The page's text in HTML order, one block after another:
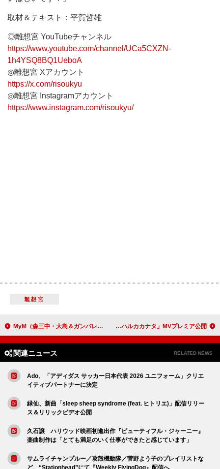
取材＆テキスト：平賀哲雄
◎離想宮 YouTubeチャンネル
https://www.youtube.com/channel/UCa5CXZN-
1h4YSQ8BQ1UeboA
◎離想宮 Xアカウント
https://x.com/risoukyu
◎離想宮 Instagramアカウント
https://www.instagram.com/risoukyu/
離想宮
MyM（森三中・大島＆ガンバレルーヤ）、初のXmasソング「煖-DAN-」MVはホームビデオ風ほっこり映像 yosugala、メジャーデビュー曲「ハルカカナタ」MVプレミア公開
関連ニュース RELATED NEWS
Ado、「アディダス サッカー日本代表 2026 ユニフォーム」クリエ
イティブパートナーに決定
緑仙、新曲「sleep sheep syndrome (feat. ヒトリエ)」配信リリー
ス＆リリックビデオ公開
久石譲 ハリウッド映画初進出作『ビューティフル・ジャーニー』
楽曲制作は「とても満足のいく仕事ができたと感じています」
サムライチャンプルー／攻殻機動隊／菅野よう子のプレイリストな
ど、“Stationhead”にて『Weekly FlyingDog』配信へ